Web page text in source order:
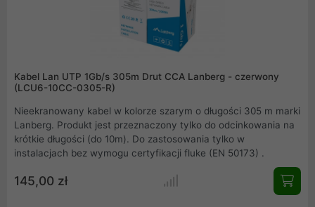
Kabel Lan UTP 1Gb/s 305m Drut CCA Lanberg - czerwony
(LCU6-10CC-0305-R)
Nieekranowany kabel w kolorze szarym o długości 305 m marki
Lanberg. Produkt jest przeznaczony tylko do odcinkowania na
krótkie długości (do 10m). Do zastosowania tylko w
instalacjach bez wymogu certyfikacji fluke (EN 50173) .
145,00 zł